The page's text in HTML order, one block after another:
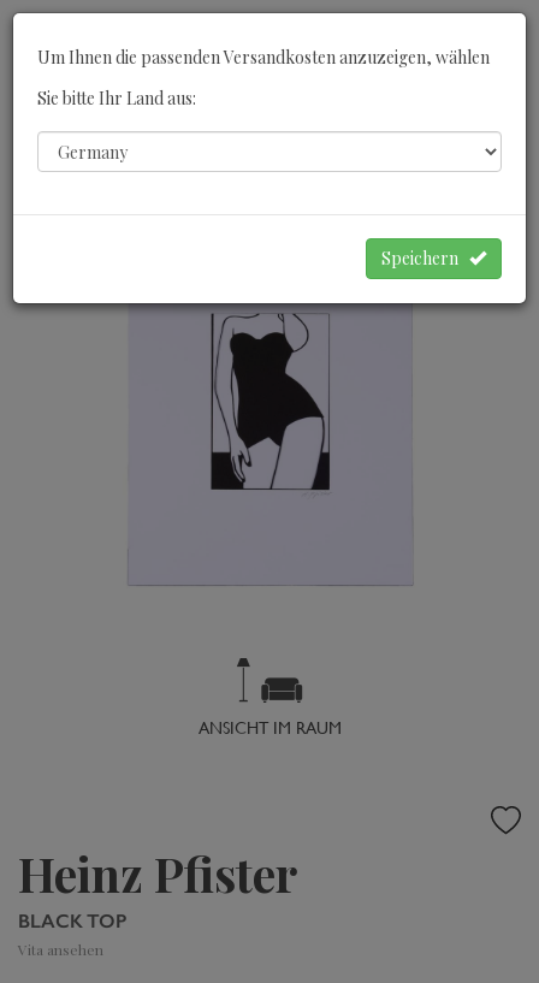
ANSICHT IM RAUM
Heinz Pfister
BLACK TOP
Vita ansehen
Um Ihnen die passenden Versandkosten anzuzeigen, wählen
Sie bitte Ihr Land aus:
Speichern